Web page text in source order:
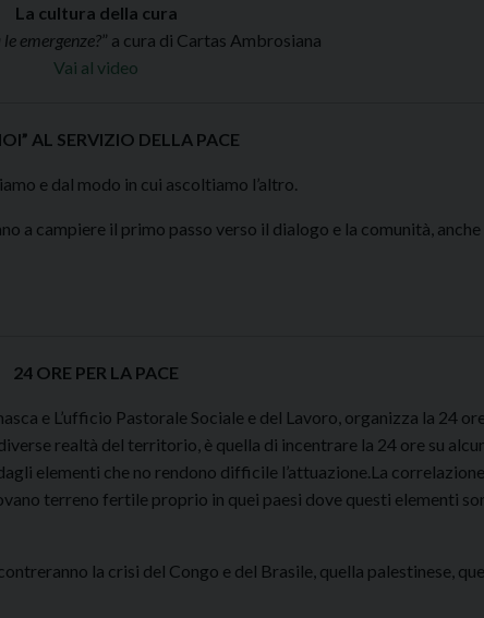
La cultura della cura
le emergenze?” a cura di Cartas Ambrosiana
Vai al video
AL SERVIZIO DELLA PACE
e dal modo in cui ascoltiamo l’altro.
a campiere il primo passo verso il dialogo e la comunità,
24 ORE PER LA PACE
e L’ufficio Pastorale Sociale e del Lavoro, organizza la 24
realtà del territorio, è quella di incentrare la 24 ore su
elementi che no rendono difficile l’attuazione.La
terreno fertile proprio in quei paesi dove questi elementi
la crisi del Congo e del Brasile, quella palestinese,